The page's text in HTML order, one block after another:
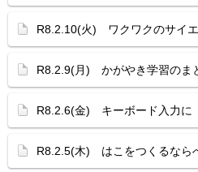
R8.2.10(火) ワクワクのサイ
R8.2.9(月) かがやき学習のま
R8.2.6(金) キーボード入力に
R8.2.5(木) はこをつくるなら